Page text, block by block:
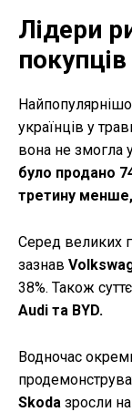
Лідери
покупців
українців у
вона не змогла
було продано
третину
Серед великих
зазнав
38%. Також
Audi та BYD.
Водночас
Skoda зросли